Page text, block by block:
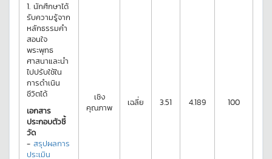
1. นักศึกษาได้
รับความรู้จาก
หลักธรรมคำ
สอนใจ
พระพุทธ
ศาสนาและนำ
ไปปรับใช้ใน
การดำเนิน
ชีวิตได้
เอกสาร
ประกอบตัวชี้
วัด
- สรุปผลการ
ประเมิน
เชิง
คุณภาพ
เฉลี่ย 3.51 4.189 100